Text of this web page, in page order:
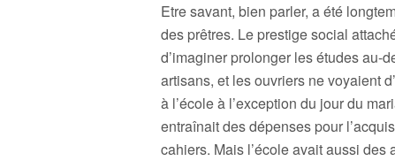
Etre savant, bien parler, a été
des prêtres. Le prestige social
d’imaginer prolonger les études au-
artisans, et les ouvriers ne voyaient
à l’école à l’exception du jour du
entraînait des dépenses pour
cahiers. Mais l’école avait aussi des